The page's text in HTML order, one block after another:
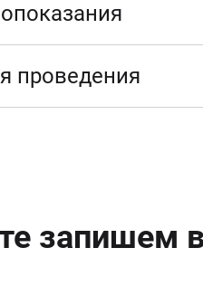
проведения
запишем